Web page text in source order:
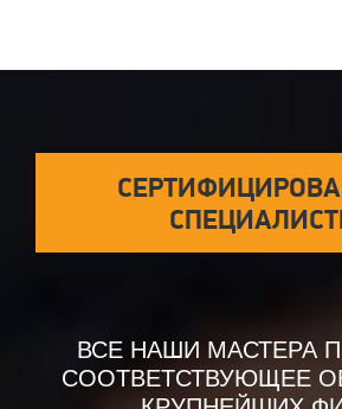
ВСЕ НАШИ МАСТЕРА
СООТВЕТСТВУЮЩЕЕ